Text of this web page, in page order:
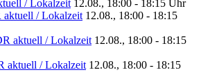
/ Lokalzeit 12.08., 18:00 - 18:15 Uhr
aktuell / Lokalzeit 12.08., 18:00 - 18:15
aktuell / Lokalzeit 12.08., 18:00 - 18:15
aktuell / Lokalzeit 12.08., 18:00 - 18:15